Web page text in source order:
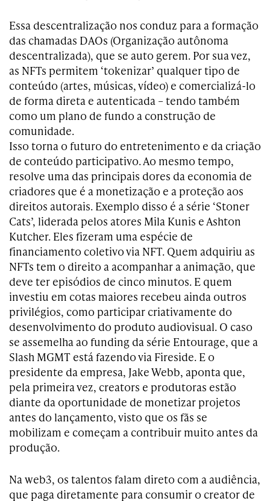
Essa descentralização nos conduz para a formação
das chamadas DAOs (Organização autônoma
descentralizada), que se auto gerem. Por sua vez,
as NFTs permitem ‘tokenizar’ qualquer tipo de
conteúdo (artes, músicas, vídeo) e comercializá-lo
de forma direta e autenticada – tendo também
como um plano de fundo a construção de
comunidade.
Isso torna o futuro do entretenimento e da criação
de conteúdo participativo. Ao mesmo tempo,
resolve uma das principais dores da economia de
criadores que é a monetização e a proteção aos
direitos autorais. Exemplo disso é a série ‘Stoner
Cats’, liderada pelos atores Mila Kunis e Ashton
Kutcher. Eles fizeram uma espécie de
financiamento coletivo via NFT. Quem adquiriu as
NFTs tem o direito a acompanhar a animação, que
deve ter episódios de cinco minutos. E quem
investiu em cotas maiores recebeu ainda outros
privilégios, como participar criativamente do
desenvolvimento do produto audiovisual. O caso
se assemelha ao funding da série Entourage, que a
Slash MGMT está fazendo via Fireside. E o
presidente da empresa, Jake Webb, aponta que,
pela primeira vez, creators e produtoras estão
diante da oportunidade de monetizar projetos
antes do lançamento, visto que os fãs se
mobilizam e começam a contribuir muito antes da
produção.
Na web3, os talentos falam direto com a audiência,
que paga diretamente para consumir o creator de